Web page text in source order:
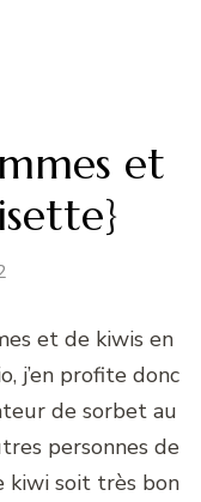
et
et de kiwis en
j’en profite donc
de sorbet au
personnes de
kiwi soit très bon